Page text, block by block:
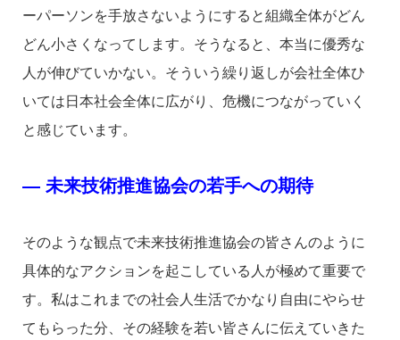
ーパーソンを手放さないようにすると組織全体がどん
どん小さくなってします。そうなると、本当に優秀な
人が伸びていかない。そういう繰り返しが会社全体ひ
いては日本社会全体に広がり、危機につながっていく
と感じています。
― 未来技術推進協会の若手への期待
そのような観点で未来技術推進協会の皆さんのように
具体的なアクションを起こしている人が極めて重要で
す。私はこれまでの社会人生活でかなり自由にやらせ
てもらった分、その経験を若い皆さんに伝えていきた